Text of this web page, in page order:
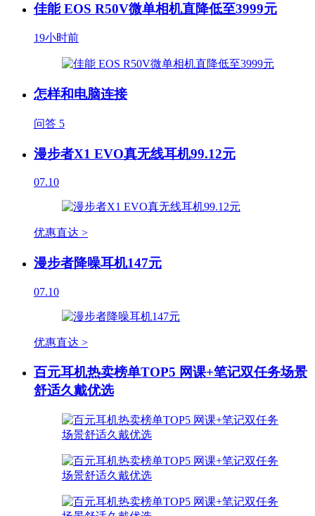
佳能 EOS R50V微单相机直降低至3999元
19小时前
怎样和电脑连接
问答 5
漫步者X1 EVO真无线耳机99.12元
07.10
优惠直达 >
漫步者降噪耳机147元
07.10
优惠直达 >
百元耳机热卖榜单TOP5 网课+笔记双任务场景
舒适久戴优选